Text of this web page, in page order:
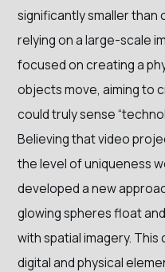
significantly smaller than
relying on a large-scale
focused on creating a
objects move, aiming to
could truly sense
Believing that video
the level of uniqueness
developed a new
glowing spheres float
with spatial imagery.
digital and physical